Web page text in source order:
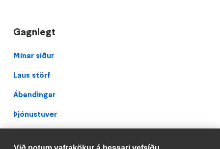
Gagnlegt
Footer
Mínar síður
Laus störf
Ábendingar
Þjónustuver